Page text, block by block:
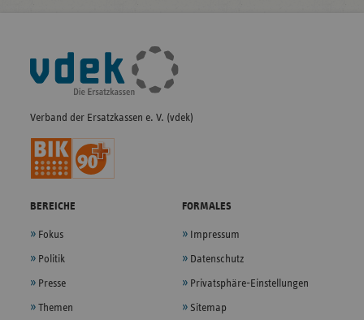
Fußleisten-
Navigation
Verband der Ersatzkassen e. V. (vdek)
BEREICHE
Fokus
Politik
Presse
Themen
FORMALES
Impressum
Datenschutz
Privatsphäre-Einstellungen
Sitemap